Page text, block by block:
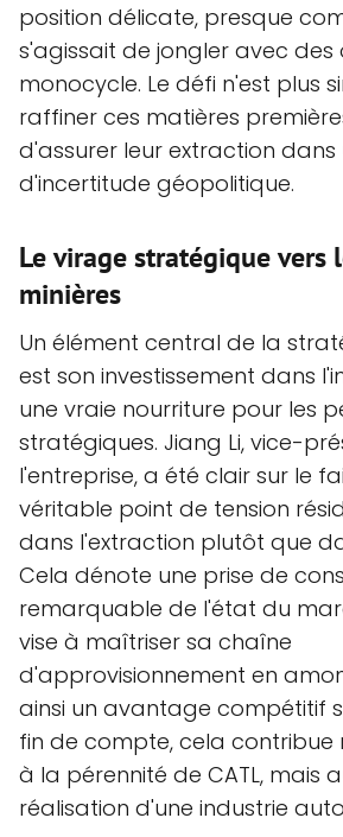
position délicate, presque
s'agissait de jongler avec
monocycle. Le défi n'est plus
raffiner ces matières
d'assurer leur extraction dans
d'incertitude géopolitique.
Le virage stratégique vers
minières
Un élément central de la
est son investissement dans
une vraie nourriture pour les
stratégiques. Jiang Li, vice-
l'entreprise, a été clair sur le
véritable point de tension
dans l'extraction plutôt que
Cela dénote une prise de
remarquable de l'état du
vise à maîtriser sa chaîne
d'approvisionnement en
ainsi un avantage compétitif
fin de compte, cela contribue
à la pérennité de CATL, mais
réalisation d'une industrie